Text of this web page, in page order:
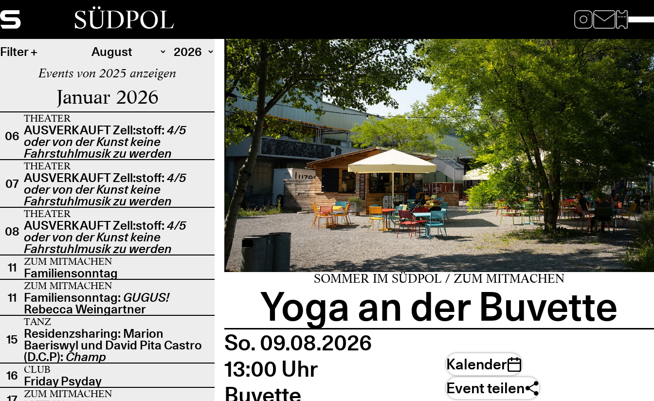
SÜDPOL
Filter
Events von 2025 anzeigen
Januar 2026
06
THEATER
AUSVERKAUFT Zell:stoff: 4/5
oder von der Kunst keine
Fahrstuhlmusik zu werden
07
THEATER
AUSVERKAUFT Zell:stoff: 4/5
oder von der Kunst keine
Fahrstuhlmusik zu werden
08
THEATER
AUSVERKAUFT Zell:stoff: 4/5
oder von der Kunst keine
Fahrstuhlmusik zu werden
11
ZUM MITMACHEN
Familiensonntag
11
ZUM MITMACHEN
Familiensonntag: GUGUS!
Rebecca Weingartner
15
TANZ
Residenzsharing: Marion
Baeriswyl und David Pita Castro
(D.C.P): Champ
16 CLUB
Friday Psyday
ZUM MITMACHEN
SOMMER IM SÜDPOL / ZUM MITMACHEN
Yoga an der Buvette
So. 09.08.2026
13:00 Uhr
Buvette
Kalender
Event teilen